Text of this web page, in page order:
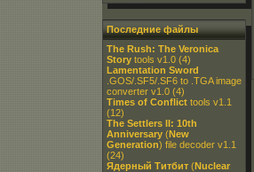
Последние файлы
The Rush: The Veronica
Story tools v1.0 (4)
Lamentation Sword
.GOS/.SF5/.SF6 to .TGA image
converter v1.0 (4)
Times of Conflict tools v1.1
(12)
The Settlers II: 10th
Anniversary (New
Generation) file decoder v1.1
(24)
Ядерный Титбит (Nuclear